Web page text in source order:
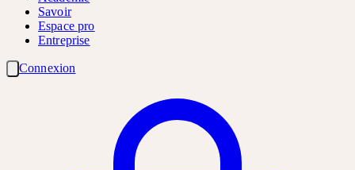
Savoir
Espace pro
Entreprise
Connexion